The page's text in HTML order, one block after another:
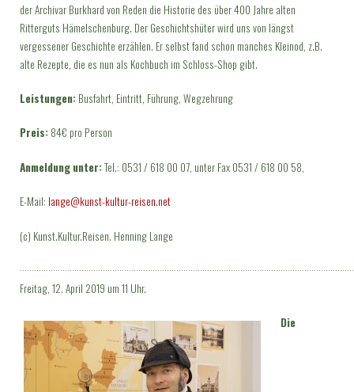
der Archivar Burkhard von Reden die Historie des über 400 Jahre alten
Ritterguts Hämelschenburg. Der Geschichtshüter wird uns von längst
vergessener Geschichte erzählen. Er selbst fand schon manches Kleinod, z.B.
alte Rezepte, die es nun als Kochbuch im Schloss-Shop gibt.
Leistungen:Busfahrt, Eintritt, Führung, Wegzehrung
Preis:84€ pro Person
Anmeldung unter:Tel.: 0531 / 618 00 07, unter Fax 0531 / 618 00 58,
E-Mail: lange@kunst-kultur-reisen.net
(c) Kunst.Kultur.Reisen. Henning Lange
Freitag, 12. April 2019 um 11 Uhr.
Die